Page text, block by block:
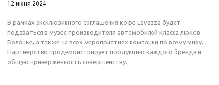
12 июня 2024
В рамках эксклюзивного соглашения кофе Lavazza будет
подаваться в музее производителя автомобилей класса люкс в
Болонье, а также на всех мероприятиях компании по всему миру.
Партнерство продемонстрирует продукцию каждого бренда и
общую приверженность совершенству.